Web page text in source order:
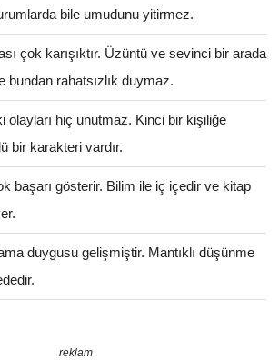
bile umudunu yitirmez.
çok karışıktır. Üzüntü ve sevinci bir arada
bundan rahatsızlık duymaz.
olayları hiç unutmaz. Kinci bir kişiliğe
bir karakteri vardır.
başarı gösterir. Bilim ile iç içedir ve kitap
duygusu gelişmiştir. Mantıklı düşünme
reklam